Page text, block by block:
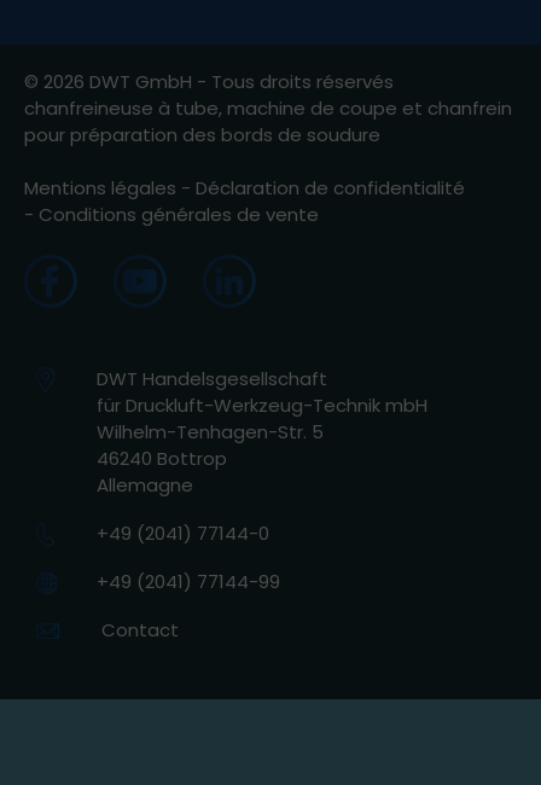
© 2026 DWT GmbH - Tous droits réservés
chanfreineuse à tube, machine de coupe et chanfrein
pour préparation des bords de soudure
Mentions légales - Déclaration de confidentialité
- Conditions générales de vente
DWT Handelsgesellschaft
für Druckluft-Werkzeug-Technik mbH
Wilhelm-Tenhagen-Str. 5
46240 Bottrop
Allemagne
+49 (2041) 77144-0
+49 (2041) 77144-99
Contact